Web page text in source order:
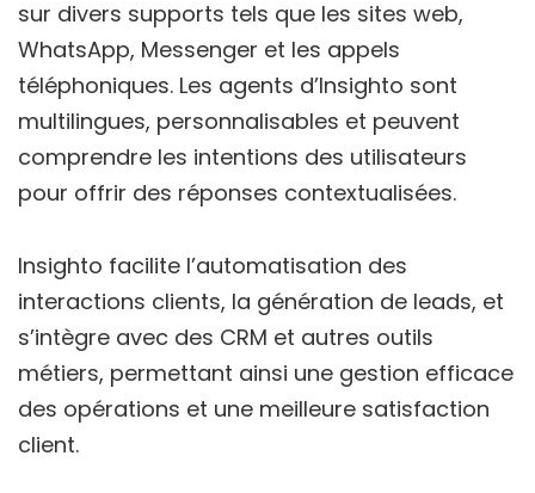
sur divers supports tels que les sites web,
WhatsApp, Messenger et les appels
téléphoniques. Les agents d’Insighto sont
multilingues, personnalisables et peuvent
comprendre les intentions des utilisateurs
pour offrir des réponses contextualisées.
Insighto facilite l’automatisation des
interactions clients, la génération de leads, et
s’intègre avec des CRM et autres outils
métiers, permettant ainsi une gestion efficace
des opérations et une meilleure satisfaction
client.